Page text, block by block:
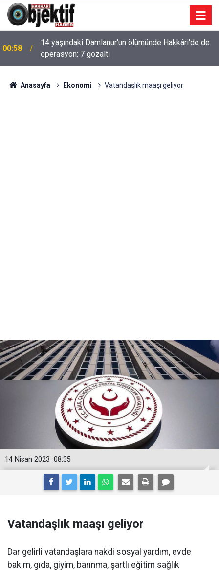
00:58
14 yaşındaki Damlanur'un ölümünde Hakkâri'de de
operasyon: 7 gözaltı
Anasayfa Ekonomi Vatandaşlık maaşı geliyor
08:35
14 Nisan 2023
Vatandaşlık maaşı geliyor
Dar gelirli vatandaşlara nakdi sosyal yardım, evde
bakım, gıda, giyim, barınma, şartlı eğitim sağlık